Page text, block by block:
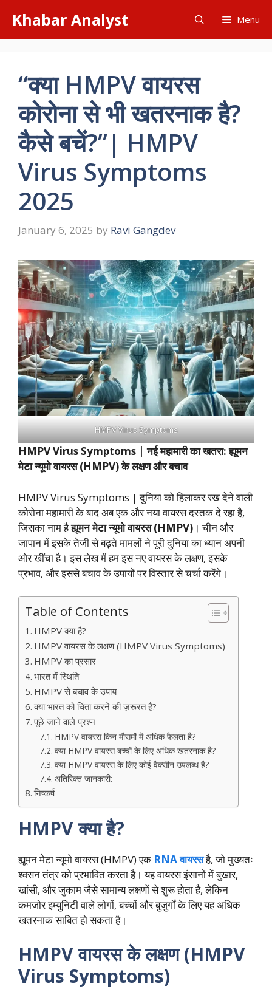
content
Khabar Analyst Menu
“क्या HMPV वायरस
कोरोना से भी खतरनाक है?
कैसे बचें?”| HMPV
Virus Symptoms
2025
January 6, 2025 by Ravi Gangdev
HMPV Virus Symptoms
HMPV Virus Symptoms | नई महामारी का खतरा: ह्यूमन
मेटा न्यूमो वायरस (HMPV) के लक्षण और बचाव
HMPV Virus Symptoms | दुनिया को हिलाकर रख देने वाली
कोरोना महामारी के बाद अब एक और नया वायरस दस्तक दे रहा है,
जिसका नाम हैह्यूमन मेटा न्यूमो वायरस (HMPV) । चीन और
जापान में इसके तेजी से बढ़ते मामलों ने पूरी दुनिया का ध्यान अपनी
ओर खींचा है। इस लेख में हम इस नए वायरस के लक्षण, इसके
प्रभाव, और इससे बचाव के उपायों पर विस्तार से चर्चा करेंगे।
Table of Contents
HMPV क्या है?
HMPV वायरस के लक्षण (HMPV Virus Symptoms)
HMPV का प्रसार
भारत में स्थिति
HMPV से बचाव के उपाय
क्या भारत को चिंता करने की ज़रूरत है?
पूछे जाने वाले प्रश्न
HMPV वायरस किन मौसमों में अधिक फैलता है?
क्या HMPV वायरस बच्चों के लिए अधिक खतरनाक है?
क्या HMPV वायरस के लिए कोई वैक्सीन उपलब्ध है?
अतिरिक्त जानकारी:
निष्कर्ष
HMPV क्या है?
ह्यूमन मेटा न्यूमो वायरस (HMPV) एक RNA वायरसहै, जो मुख्यतः
श्वसन तंत्र को प्रभावित करता है। यह वायरस इंसानों में बुखार,
खांसी, और जुकाम जैसे सामान्य लक्षणों से शुरू होता है, लेकिन
कमजोर इम्युनिटी वाले लोगों, बच्चों और बुजुर्गों के लिए यह अधिक
खतरनाक साबित हो सकता है।
HMPV वायरस के लक्षण (HMPV
Virus Symptoms)